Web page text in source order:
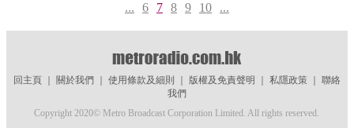
... 6 7 8 9 10 ...
回主頁｜ 關於我們 使用條款及細則 版權及免責聲明 私隱政策｜ 聯絡
我們
Copyright 2020© Metro Broadcast Corporation Limited. All rights reserved.